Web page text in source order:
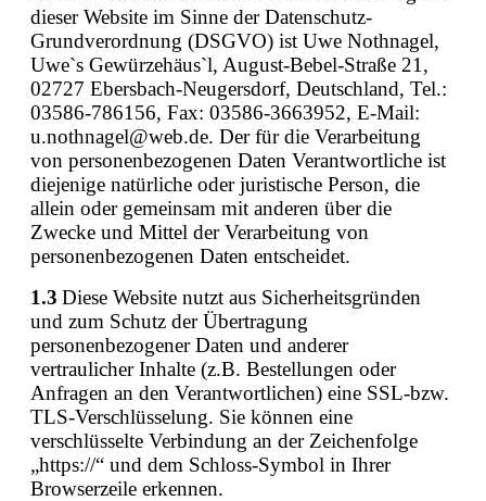
dieser Website im Sinne der Datenschutz-
Grundverordnung (DSGVO) ist Uwe Nothnagel,
Uwe`s Gewürzehäus`l, August-Bebel-Straße 21,
02727 Ebersbach-Neugersdorf, Deutschland, Tel.:
03586-786156, Fax: 03586-3663952, E-Mail:
u.nothnagel@web.de. Der für die Verarbeitung
von personenbezogenen Daten Verantwortliche ist
diejenige natürliche oder juristische Person, die
allein oder gemeinsam mit anderen über die
Zwecke und Mittel der Verarbeitung von
personenbezogenen Daten entscheidet.
1.3 Diese Website nutzt aus Sicherheitsgründen
und zum Schutz der Übertragung
personenbezogener Daten und anderer
vertraulicher Inhalte (z.B. Bestellungen oder
Anfragen an den Verantwortlichen) eine SSL-bzw.
TLS-Verschlüsselung. Sie können eine
verschlüsselte Verbindung an der Zeichenfolge
„https://“ und dem Schloss-Symbol in Ihrer
Browserzeile erkennen.